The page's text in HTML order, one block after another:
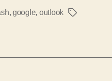
תגיות ,google, outlook